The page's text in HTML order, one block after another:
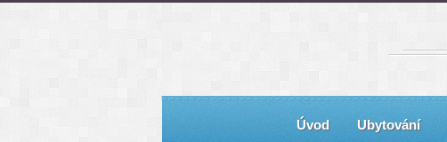
Úvod Ubytování